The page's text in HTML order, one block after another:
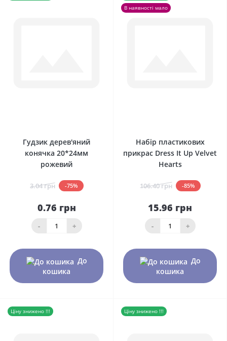
Гудзик дерев'яний
конячка 20*24мм
рожевий
3.04 грн -75%
0.76 грн
- +
До
кошика
В наявності мало
Набір пластикових
прикрас Dress It Up Velvet
Hearts
106.40 грн -85%
15.96 грн
- +
До
кошика
Ціну знижено !!! Ціну знижено !!!